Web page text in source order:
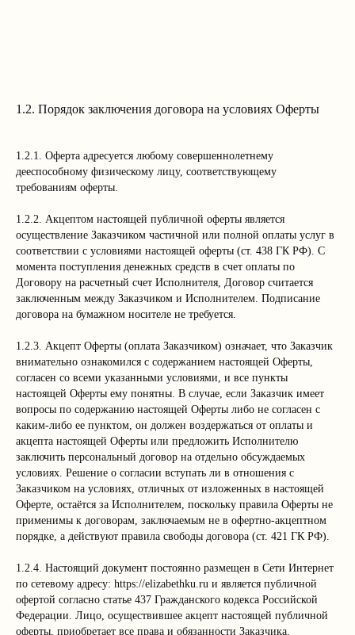
1.2. Порядок заключения договора на условиях Оферты
1.2.1. Оферта адресуется любому совершеннолетнему
дееспособному физическому лицу, соответствующему
требованиям оферты.
1.2.2. Акцептом настоящей публичной оферты является
осуществление Заказчиком частичной или полной оплаты услуг в
соответствии с условиями настоящей оферты (ст. 438 ГК РФ). С
момента поступления денежных средств в счет оплаты по
Договору на расчетный счет Исполнителя, Договор считается
заключенным между Заказчиком и Исполнителем. Подписание
договора на бумажном носителе не требуется.
1.2.3. Акцепт Оферты (оплата Заказчиком) означает, что Заказчик
внимательно ознакомился с содержанием настоящей Оферты,
согласен со всеми указанными условиями, и все пункты
настоящей Оферты ему понятны. В случае, если Заказчик имеет
вопросы по содержанию настоящей Оферты либо не согласен с
каким-либо ее пунктом, он должен воздержаться от оплаты и
акцепта настоящей Оферты или предложить Исполнителю
заключить персональный договор на отдельно обсуждаемых
условиях. Решение о согласии вступать ли в отношения с
Заказчиком на условиях, отличных от изложенных в настоящей
Оферте, остаётся за Исполнителем, поскольку правила Оферты не
применимы к договорам, заключаемым не в офертно-акцептном
порядке, а действуют правила свободы договора (ст. 421 ГК РФ).
1.2.4. Настоящий документ постоянно размещен в Сети Интернет
по сетевому адресу: https://elizabethku.ru и является публичной
офертой согласно статье 437 Гражданского кодекса Российской
Федерации. Лицо, осуществившее акцепт настоящей публичной
оферты, приобретает все права и обязанности Заказчика,